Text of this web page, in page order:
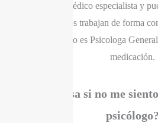
psiquiatra es médico especialista y
muchos casos trabajan de forma
Garcia Palomo es Psicologa
medicación.
¿Qué pasa si no me
psicólogo?